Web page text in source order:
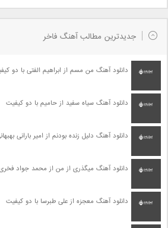
جدیدترین مطالب آهنگ فاخر
دانلود آهنگ من مسم از ابراهیم الفتی با دو
دانلود آهنگ سیاه سفید از حامیم با دو کیفیت
دانلود آهنگ دلیل زنده بودنم از امیر بارانی
دانلود آهنگ میگذری از من از محمد جواد
دانلود آهنگ معجزه از علی طبرسا با دو کیفیت